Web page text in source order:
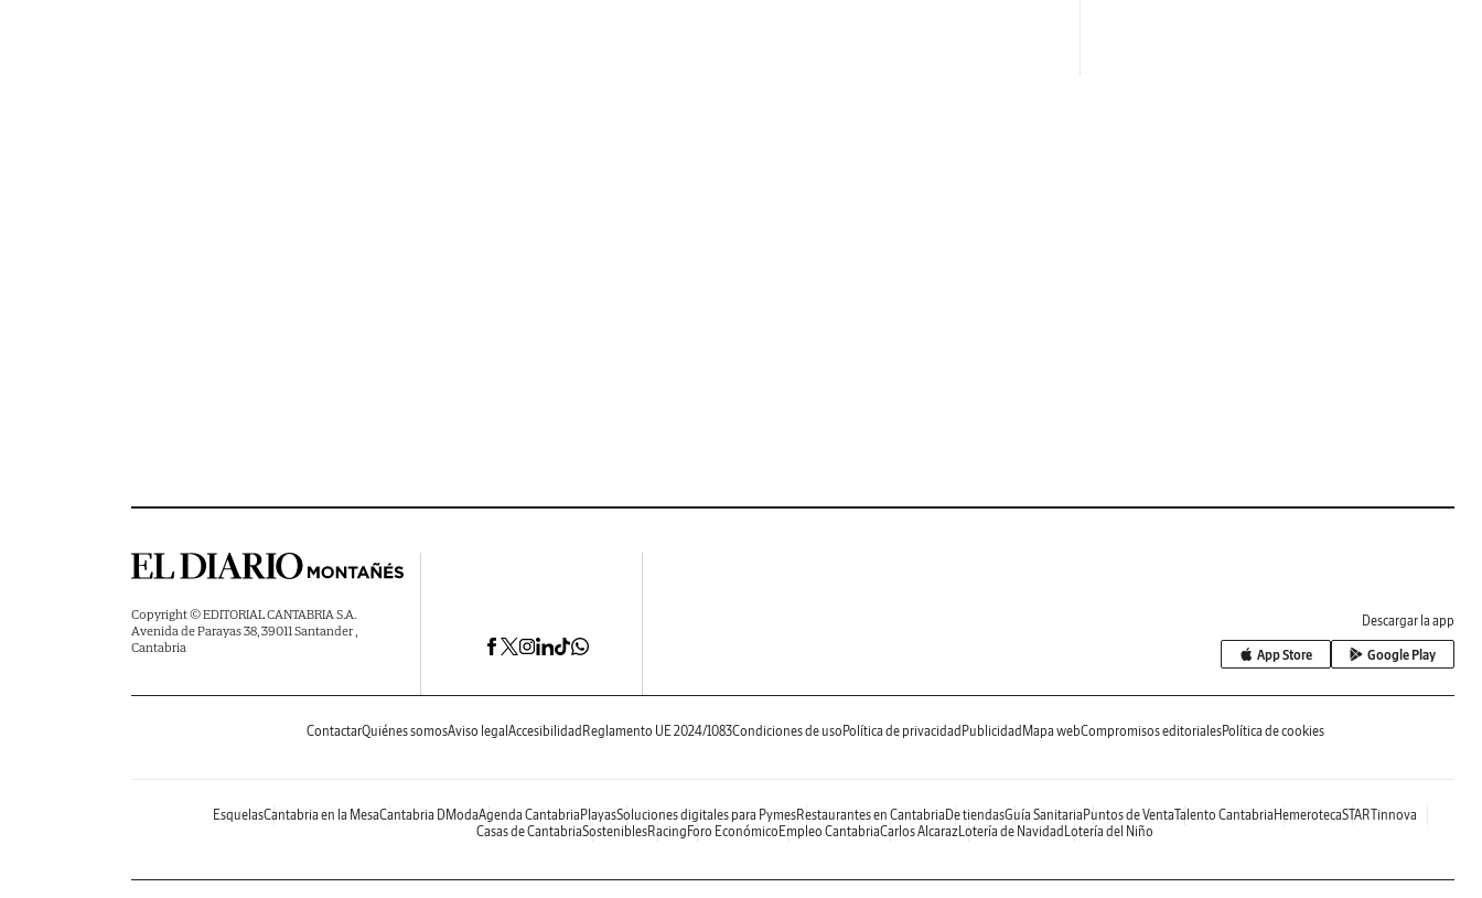
Copyright © EDITORIAL CANTABRIA S.A.
Avenida de Parayas 38, 39011 Santander ,
Cantabria
Descargar la app
App Store Google Play
ContactarQuiénes somosAviso legal Accesibilidad Reglamento UE 2024/1083Condiciones de uso Política de privacidad Publicidad Mapa webCompromisos editorialesPolítica de cookies
EsquelasCantabria en la MesaCantabria DModaAgenda Cantabria PlayasSoluciones digitales para PymesRestaurantes en Cantabria De tiendasGuía Sanitaria Puntos de VentaTalento Cantabria HemerotecaSTARTinnova
Casas de CantabriaSosteniblesRacing Foro Económico Empleo CantabriaCarlos AlcarazLotería de Navidad Lotería del Niño